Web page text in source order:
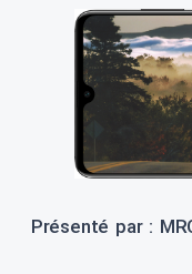
Présenté par :